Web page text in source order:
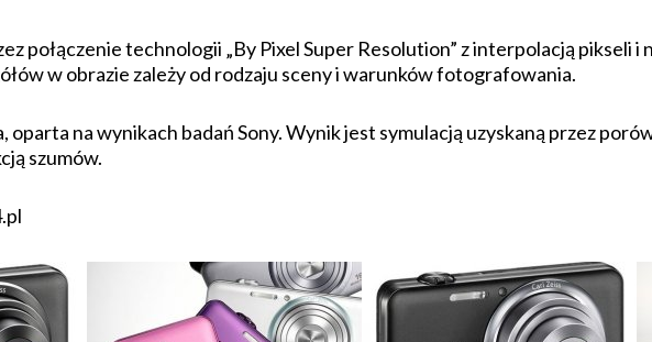
połączenie technologii „By Pixel Super Resolution” z interpolacją pikseli i
w obrazie zależy od rodzaju sceny i warunków fotografowania.
oparta na wynikach badań Sony. Wynik jest symulacją uzyskaną przez
szumów.